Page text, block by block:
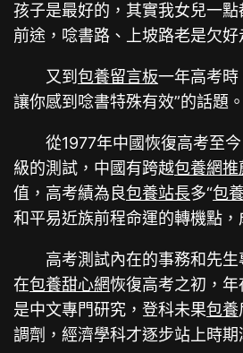
孩子是最好的，其實我女兒一
前途，唸書路、上坡路老是欠好
又到包養留言板一年高考
讓你感到唸書特殊有效”的話題。
從1977年中國恢復高考至
級的測試，中國有跨越包養網推
值，高考績為良包養站長多“包
和平易近族前程命運的轉機點
高考測試內在的事務和先
在包養甜心網恢復高考之初，
是中文專門研究，登科未果包養
調劑，經濟學科才逐步站上時